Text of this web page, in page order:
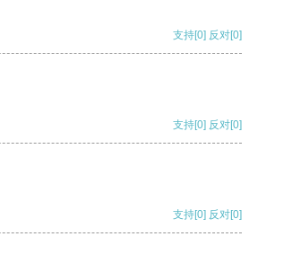
支持[0] 反对[0]
支持[0] 反对[0]
支持[0] 反对[0]